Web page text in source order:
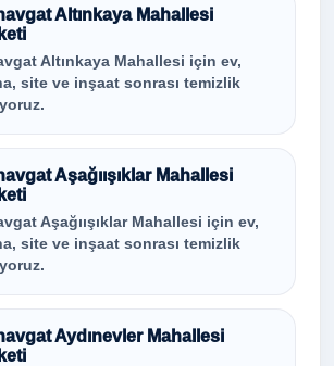
Altınkaya Mahallesi
Altınkaya Mahallesi için ev,
site ve inşaat sonrası temizlik
Aşağıışıklar Mahallesi
Aşağıışıklar Mahallesi için ev,
site ve inşaat sonrası temizlik
Aydınevler Mahallesi